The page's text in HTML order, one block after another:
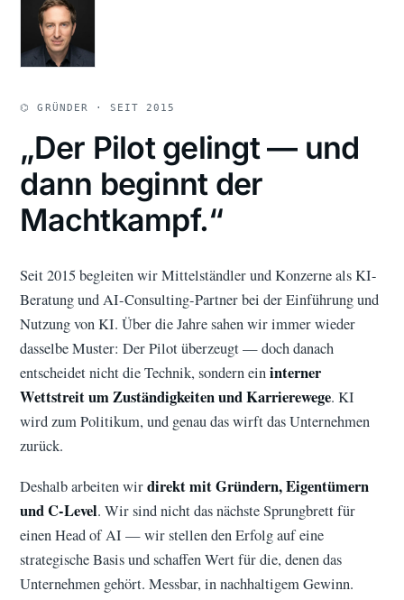
⌬ GRÜNDER · SEIT 2015
„Der Pilot gelingt — und
dann beginnt der
Machtkampf.“
Seit 2015 begleiten wir Mittelständler und Konzerne als KI-
Beratung und AI-Consulting-Partner bei der Einführung und
Nutzung von KI. Über die Jahre sahen wir immer wieder
dasselbe Muster: Der Pilot überzeugt — doch danach
entscheidet nicht die Technik, sondern eininterner
Wettstreit um Zuständigkeiten und Karrierewege. KI
wird zum Politikum, und genau das wirft das Unternehmen
zurück.
Deshalb arbeiten wirdirekt mit Gründern, Eigentümern
und C-Level. Wir sind nicht das nächste Sprungbrett für
einen Head of AI — wir stellen den Erfolg auf eine
strategische Basis und schaffen Wert für die, denen das
Unternehmen gehört. Messbar, in nachhaltigem Gewinn.